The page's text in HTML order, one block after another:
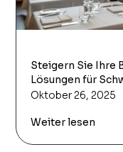
Steigern Sie Ihre
Lösungen für
Oktober 26, 2025
Weiter lesen